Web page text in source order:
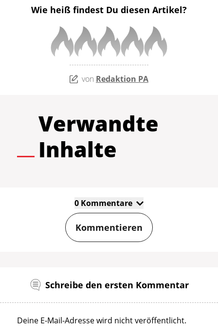
Wie heiß findest Du diesen Artikel?
von Redaktion PA
Verwandte
Inhalte
0 Kommentare
Kommentieren
Schreibe den ersten Kommentar
Deine E-Mail-Adresse wird nicht veröffentlicht.